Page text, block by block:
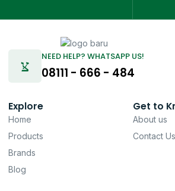
NEED HELP? WHATSAPP US!
08111 - 666 - 484
Explore
Home
Products
Brands
Blog
Get to
About us
Contact Us